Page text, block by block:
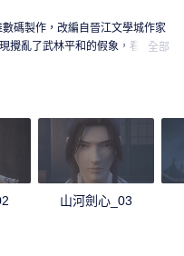
碼製作，改編自晉江文學城作家
攪亂了武林平和的假象，看主人
全部
山河劍心_03